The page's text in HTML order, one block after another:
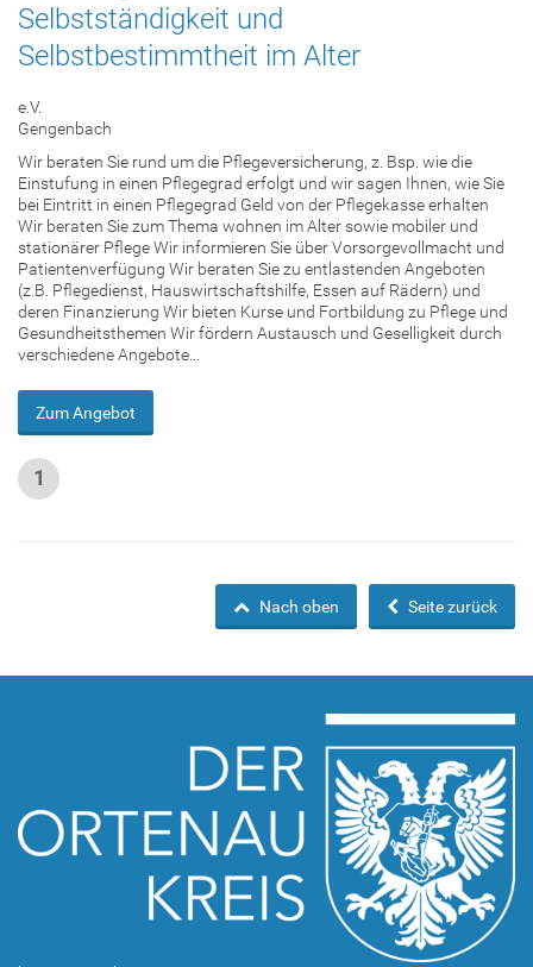
Selbstständigkeit und
Selbstbestimmtheit im Alter
e.V.
Gengenbach
Wir beraten Sie rund um die Pflegeversicherung, z. Bsp. wie die
Einstufung in einen Pflegegrad erfolgt und wir sagen Ihnen, wie Sie
bei Eintritt in einen Pflegegrad Geld von der Pflegekasse erhalten
Wir beraten Sie zum Thema wohnen im Alter sowie mobiler und
stationärer Pflege Wir informieren Sie über Vorsorgevollmacht und
Patientenverfügung Wir beraten Sie zu entlastenden Angeboten
(z.B. Pflegedienst, Hauswirtschaftshilfe, Essen auf Rädern) und
deren Finanzierung Wir bieten Kurse und Fortbildung zu Pflege und
Gesundheitsthemen Wir fördern Austausch und Geselligkeit durch
verschiedene Angebote...
Zum Angebot
1
Seite zurück
Nach oben